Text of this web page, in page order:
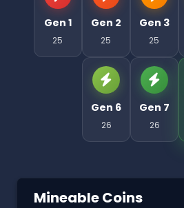
Gen 1
25
Gen 2
25
Gen 3
25
Gen 6
26
Gen 7
26
Mineable Coins